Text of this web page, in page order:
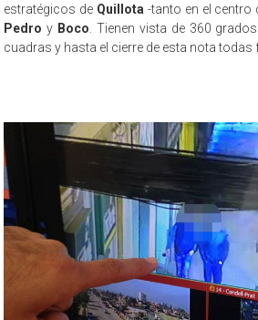
estratégicos de Quillota -tanto en el centro
Pedro y Boco . Tienen vista de 360
cuadras y hasta el cierre de esta nota todas